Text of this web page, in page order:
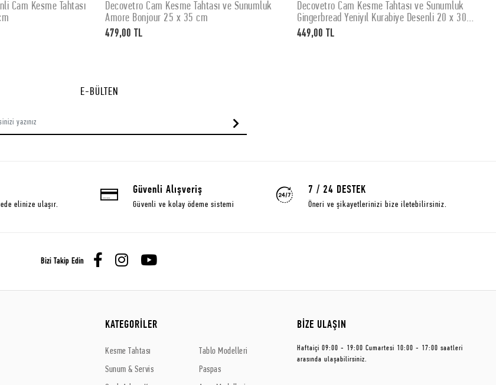
EKLE
Cam Kesme Tahtası
SEPETE EKLE
Decovetro Cam Kesme Tahtası ve Sunumluk
Amore Bonjour 25 x 35 cm
479,00 TL
SEPETE EKLE
Decovetro Cam Kesme Tahtası ve Sunumluk
Gingerbread Yeniyıl Kurabiye Desenli 20 x 30
cm
449,00 TL
E-BÜLTEN
elinize ulaşır.
Güvenli Alışveriş
Güvenli ve kolay ödeme sistemi
7 / 24 DESTEK
Öneri ve şikayetlerinizi bize iletebilirsiniz.
Bizi Takip Edin
KATEGORİLER
Kesme Tahtası
Sunum & Servis
Tablo Modelleri
Paspas
BİZE ULAŞIN
Haftaiçi 09:00 - 19:00 Cumartesi 10:00 - 17:00 saatleri
arasında ulaşabilirsiniz.